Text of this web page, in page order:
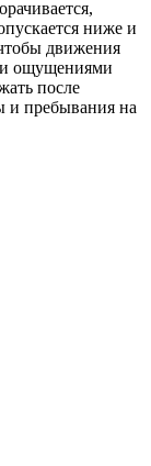
ниже и
движения
ощущениями
после
и пребывания на